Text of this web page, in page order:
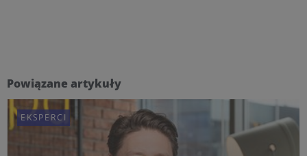
Powiązane artykuły
EKSPERCI